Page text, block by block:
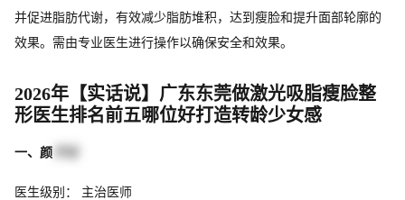
并促进脂肪代谢，有效减少脂肪堆积，达到瘦脸和提升面部轮廓的
效果。需由专业医生进行操作以确保安全和效果。
2026年【实话说】广东东莞做激光吸脂瘦脸整
形医生排名前五哪位好打造转龄少女感
一、颜
医生级别： 主治医师